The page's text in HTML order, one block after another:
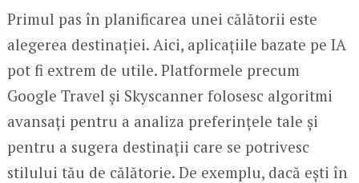
Primul pas în planificarea unei călătorii este
alegerea destinației. Aici, aplicațiile bazate pe IA
pot fi extrem de utile. Platformele precum
Google Travel și Skyscanner folosesc algoritmi
avansați pentru a analiza preferințele tale și
pentru a sugera destinații care se potrivesc
stilului tău de călătorie. De exemplu, dacă ești în